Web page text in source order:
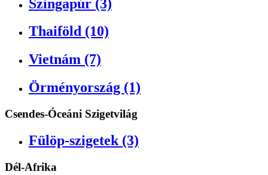
Szingapúr (3)
Thaiföld (10)
Vietnám (7)
Örményország (1)
Csendes-Óceáni Szigetvilág
Fülöp-szigetek (3)
Dél-Afrika